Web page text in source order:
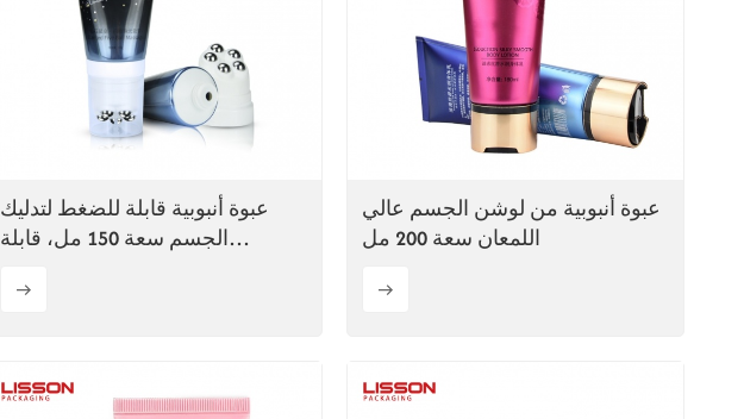
عبوة أنبوبية قابلة للضغط لتدليك
الجسم سعة 150 مل، قابلة
عبوة أنبوبية من لوشن الجسم عالي
اللمعان سعة 200 مل